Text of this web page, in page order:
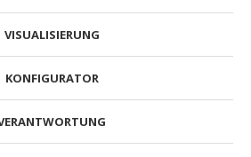
VISUALISIERUNG
KONFIGURATOR